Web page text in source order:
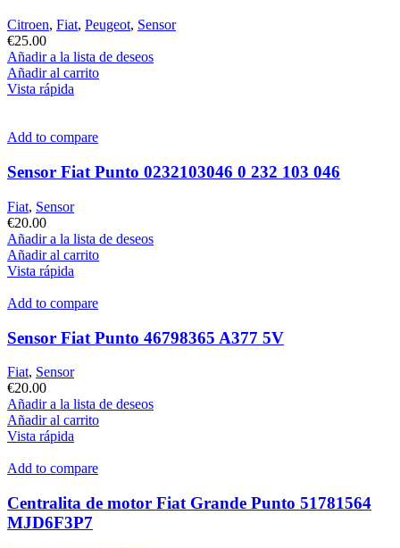
Citroen, Fiat, Peugeot, Sensor
€25.00
Añadir a la lista de deseos
Añadir al carrito
Vista rápida
Add to compare
Sensor Fiat Punto 0232103046 0 232 103 046
Fiat, Sensor
€20.00
Añadir a la lista de deseos
Añadir al carrito
Vista rápida
Add to compare
Sensor Fiat Punto 46798365 A377 5V
Fiat, Sensor
€20.00
Añadir a la lista de deseos
Añadir al carrito
Vista rápida
Add to compare
Centralita de motor Fiat Grande Punto 51781564
MJD6F3P7